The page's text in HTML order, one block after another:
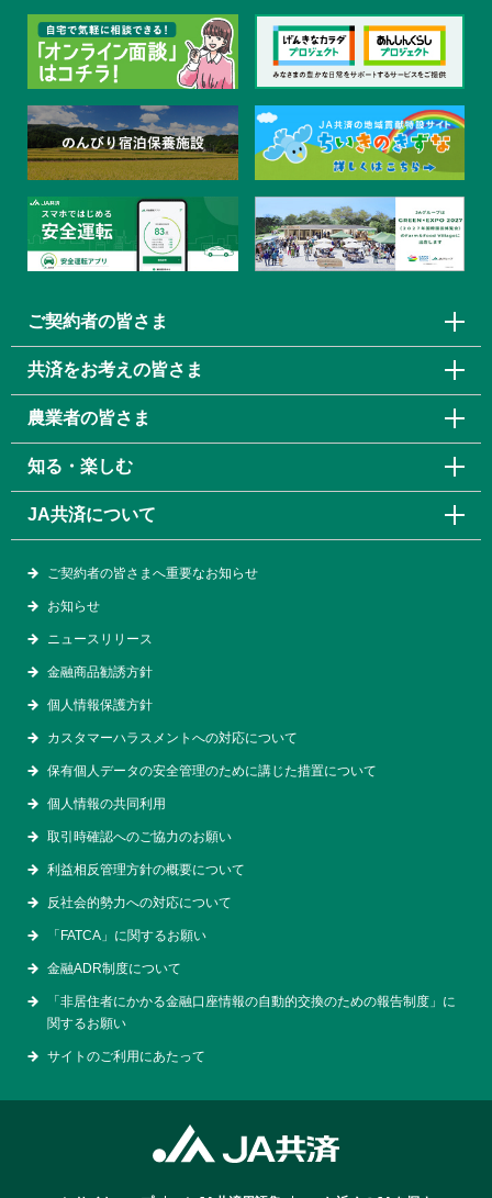
ご契約者の皆さま
共済をお考えの皆さま
農業者の皆さま
知る・楽しむ
JA共済について
ご契約者の皆さまへ重要なお知らせ
お知らせ
ニュースリリース
金融商品勧誘方針
個人情報保護方針
カスタマーハラスメントへの対応について
保有個人データの安全管理のために講じた措置について
個人情報の共同利用
取引時確認へのご協力のお願い
利益相反管理方針の概要について
反社会的勢力への対応について
「FATCA」に関するお願い
金融ADR制度について
「非居住者にかかる金融口座情報の自動的交換のための報告制度」に
関するお願い
サイトのご利用にあたって